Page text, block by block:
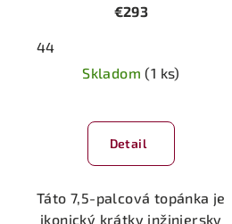
€293
44
Skladom(1 ks)
Detail
Táto 7,5-palcová topánka je
ikonický krátky inžiniersky